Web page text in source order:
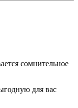
сомнительное
для вас